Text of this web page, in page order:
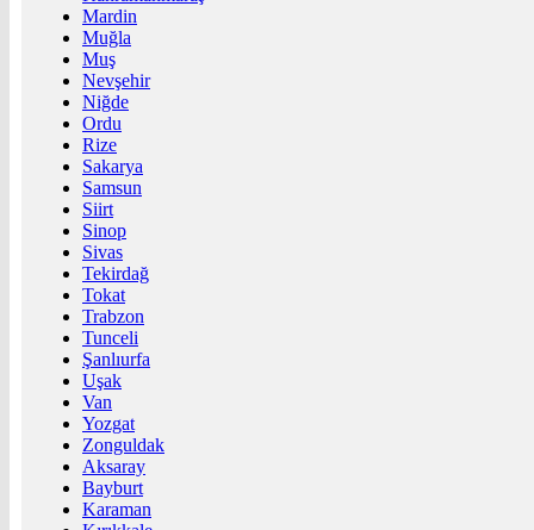
Mardin
Muğla
Muş
Nevşehir
Niğde
Ordu
Rize
Sakarya
Samsun
Siirt
Sinop
Sivas
Tekirdağ
Tokat
Trabzon
Tunceli
Şanlıurfa
Uşak
Van
Yozgat
Zonguldak
Aksaray
Bayburt
Karaman